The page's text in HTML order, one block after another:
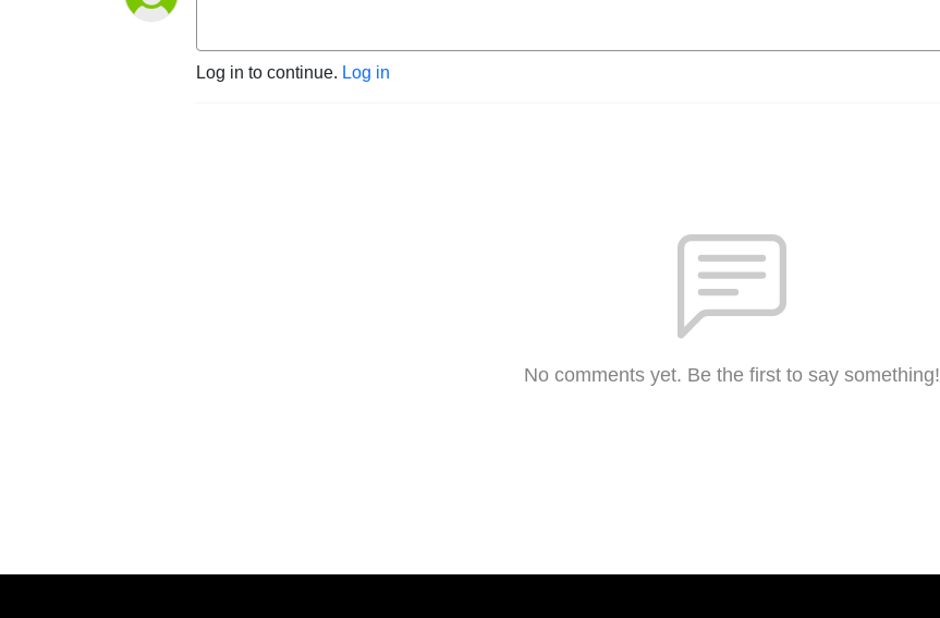
Log in to continue. Log in
No comments yet. Be the first to say something!